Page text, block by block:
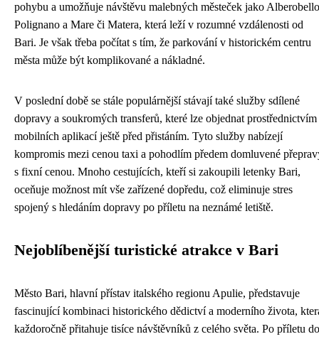
pohybu a umožňuje návštěvu malebných městeček jako
Polignano a Mare či Matera, která leží v rozumné vzdálenosti od
Bari. Je však třeba počítat s tím, že parkování v historickém centru
města může být komplikované a nákladné.
V poslední době se stále populárnější stávají také služby sdílené
dopravy a soukromých transferů, které lze objednat prostřednictvím
mobilních aplikací ještě před přistáním. Tyto služby nabízejí
kompromis mezi cenou taxi a pohodlím předem domluvené
s fixní cenou. Mnoho cestujících, kteří si zakoupili letenky Bari,
oceňuje možnost mít vše zařízené dopředu, což eliminuje stres
spojený s hledáním dopravy po příletu na neznámé letiště.
Nejoblíbenější turistické atrakce v Bari
Město Bari, hlavní přístav italského regionu Apulie, představuje
fascinující kombinaci historického dědictví a moderního života,
každoročně přitahuje tisíce návštěvníků z celého světa. Po příletu do